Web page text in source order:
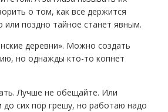
о том, как все держится
или поздно тайное станет явным.
деревни». Можно создать
но однажды кто-то копнет
Лучше не обещайте. Или
до сих пор грешу, но работаю надо